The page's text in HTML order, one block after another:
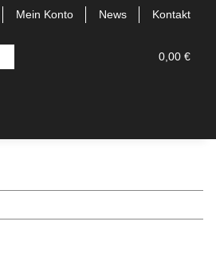
Mein Konto News Kontakt
0,00 €